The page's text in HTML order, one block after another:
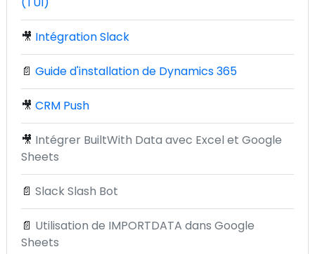
🎥 Intégration Slack
📄 Guide d'installation de Dynamics 365
🎥 CRM Push
🎥 Intégrer BuiltWith Data avec Excel et Google
Sheets
📄 Slack Slash Bot
📄 Utilisation de IMPORTDATA dans Google
Sheets